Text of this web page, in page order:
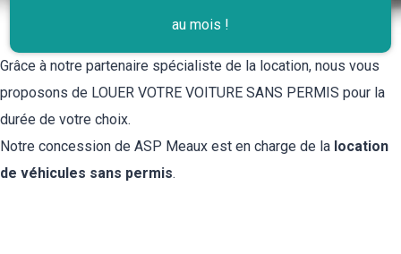
au mois !
Grâce à notre partenaire spécialiste de la location, nous vous
proposons de LOUER VOTRE VOITURE SANS PERMIS pour la
durée de votre choix.
Notre concession de ASP Meaux est en charge de la location
de véhicules sans permis.